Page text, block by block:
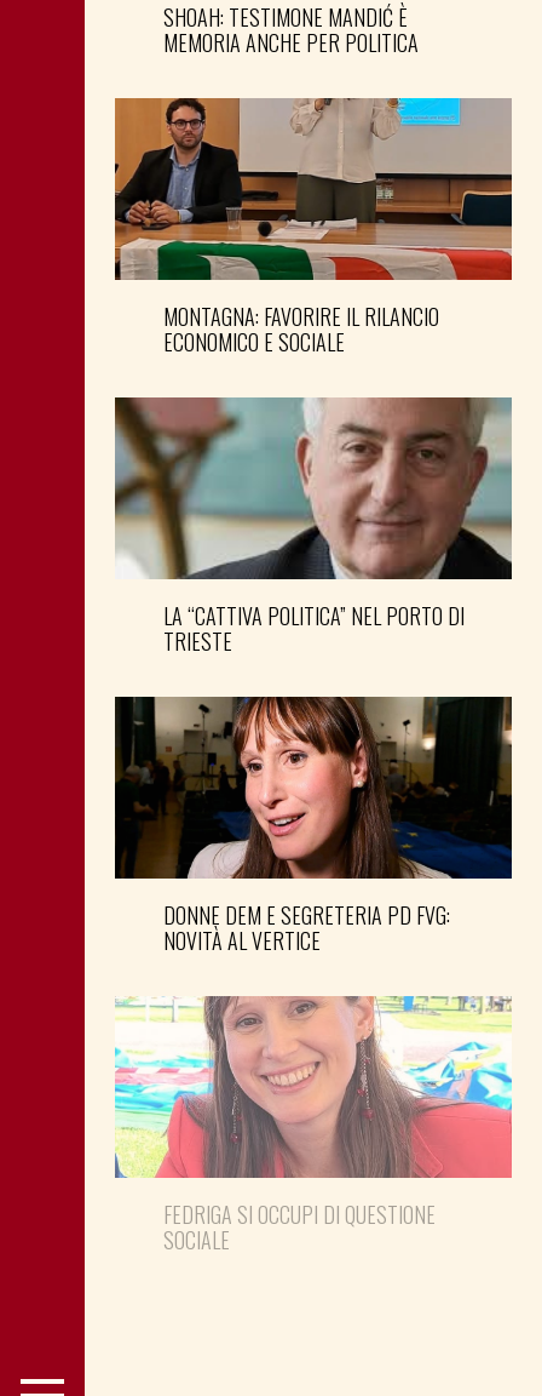
SHOAH: TESTIMONE MANDIĆ È
MEMORIA ANCHE PER POLITICA
MONTAGNA: FAVORIRE IL RILANCIO
ECONOMICO E SOCIALE
LA “CATTIVA POLITICA” NEL PORTO DI
TRIESTE
DONNE DEM E SEGRETERIA PD FVG:
NOVITÀ AL VERTICE
FEDRIGA SI OCCUPI DI QUESTIONE
SOCIALE